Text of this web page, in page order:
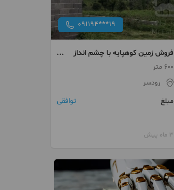
091194***19
فروش زمین کوهپایه با چشم انداز
فوق العاده
600 متر
رودسر
مبلغ
توافقی
3 ماه پیش